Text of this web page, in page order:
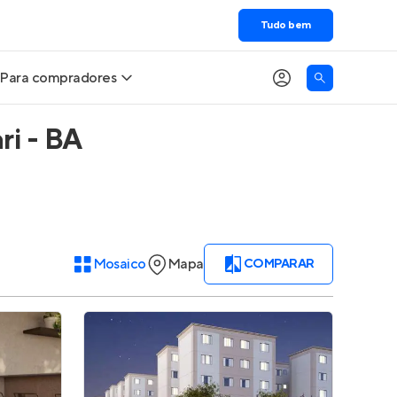
Tudo bem
Entrar no Apto
Para compradores
Buscar um imóvel novo
Correção do INCC
Simulador de Financiamento
Encontre um corretor
- BA
Mosaico Mapa COMPARAR